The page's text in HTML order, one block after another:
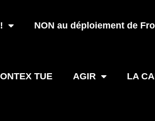
NON au déploiement de
TUE AGIR LA